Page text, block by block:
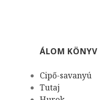
ÁLOM KÖNYV
Cipő-savanyú
Tutaj